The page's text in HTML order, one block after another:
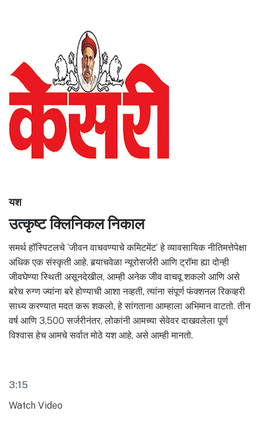
यश
उत्कृष्ट क्लिनिकल निकाल
समर्थ हॉस्पिटलचे ‘जीवन वाचवण्याचे कमिटमेंट’ हे व्यावसायिक नीतिमत्तेपेक्षा
अधिक एक संस्कृती आहे. बर्‍याचवेळा न्यूरोसर्जरी आणि ट्रॉमा ह्या दोन्ही
जीवघेण्या स्थिती असूनदेखील, आम्ही अनेक जीव वाचवू शकलो आणि असे
बरेच रुग्ण ज्यांना बरे होण्याची आशा नव्हती, त्यांना संपूर्ण फंक्शनल रिकव्हरी
साध्य करण्यात मदत करू शकलो, हे सांगताना आम्हाला अभिमान वाटतो. तीन
वर्ष आणि 3,500 सर्जरीनंतर, लोकांनी आमच्या सेवेवर दाखवलेला पूर्ण
विश्वास हेच आमचे सर्वात मोठे यश आहे, असे आम्ही मानतो.
3:15
Watch Video